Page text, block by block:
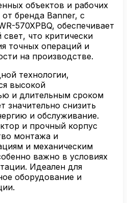
объектов и рабочих
бренда Banner, с
570XPBQ, обеспечивает
что критически
точных операций и
на производстве.
технологии,
высокой
и длительным сроком
значительно снизить
и обслуживание.
и прочный корпус
монтажа и
и механическим
важно в условиях
Идеален для
оборудование и